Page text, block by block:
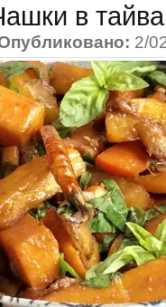
в
2/